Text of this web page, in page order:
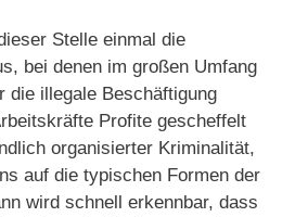
Stelle einmal die
bei denen im großen Umfang
die illegale Beschäftigung
Profite gescheffelt
organisierter Kriminalität,
auf die typischen Formen der
wird schnell erkennbar, dass